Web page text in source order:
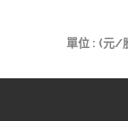
單位 : (元/